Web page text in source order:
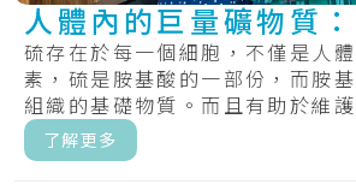
人體內的巨量礦物質
硫存在於每一個細胞，不僅是人
素，硫是胺基酸的一部份，而胺
組織的基礎物質。而且有助於維
甲的.....
了解更多